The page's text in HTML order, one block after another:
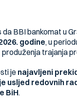
BBI bankomat u
godine, u
produženja trajanja
je najavljeni
usljed redovnih
BiH.